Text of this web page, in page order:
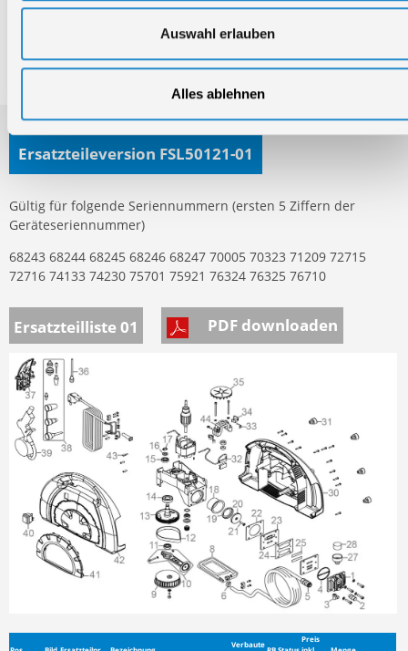
Auswahl erlauben
Alles ablehnen
Ersatzteile- und Zubehör-Shop
Ersatzteileversion FSL50121-01
Gültig für folgende Seriennummern (ersten 5 Ziffern der
Geräteseriennummer)
68243 68244 68245 68246 68247 70005 70323 71209 72715
72716 74133 74230 75701 75921 76324 76325 76710
Ersatzteilliste 01 PDF downloaden
Verbaute
Preis